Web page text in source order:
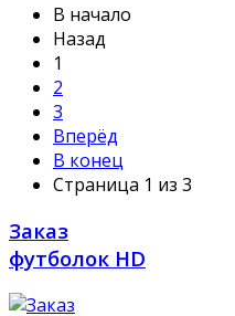
В начало
Назад
1
2
3
Вперёд
В конец
Страница 1 из 3
Заказ
футболок HD